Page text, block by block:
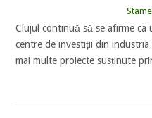
Clujul continuă să se afirme ca
centre de investiții din
mai multe proiecte susținute